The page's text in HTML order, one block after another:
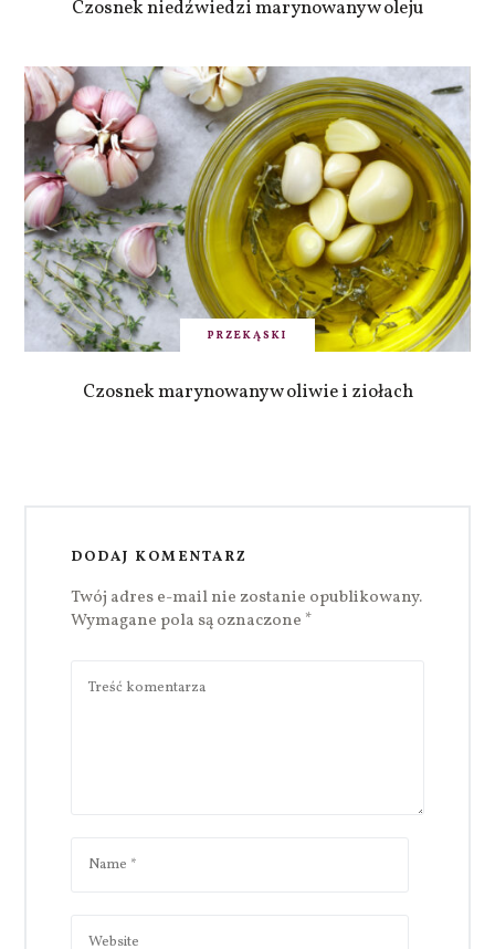
Czosnek niedźwiedzi marynowany w oleju
PRZEKĄSKI
Czosnek marynowany w oliwie i ziołach
DODAJ KOMENTARZ
Twój adres e-mail nie zostanie opublikowany.
Wymagane pola są oznaczone *